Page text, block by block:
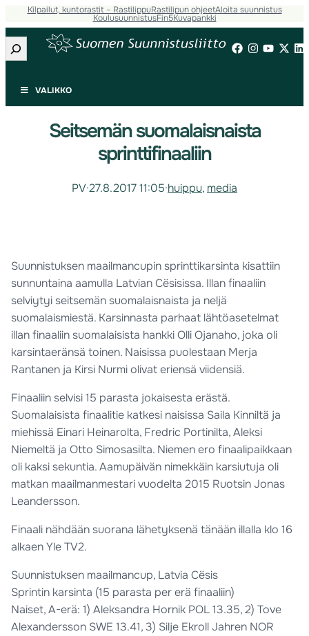
Kilpailut, kuntorastit – RastilippuRastilipun ohjeetAloita suunnistus
KoulusuunnistusFin5Kuvapankki
Etsi
VALIKKO
Seitsemän suomalaisnaista
sprinttifinaaliin
PV·27.8.2017 11:05·huippu, media
Suunnistuksen maailmancupin sprinttikarsinta kisattiin
sunnuntaina aamulla Latvian Cësisissa. Illan finaaliin
selviytyi seitsemän suomalaisnaista ja neljä
suomalaismiestä. Karsinnasta parhaat lähtöasetelmat
illan finaaliin suomalaisista hankki Olli Ojanaho, joka oli
karsintaeränsä toinen. Naisissa puolestaan Merja
Rantanen ja Kirsi Nurmi olivat eriensä viidensiä.
Finaaliin selvisi 15 parasta jokaisesta erästä.
Suomalaisista finaalitie katkesi naisissa Saila Kinniltä ja
miehissä Einari Heinarolta, Fredric Portinilta, Aleksi
Niemeltä ja Otto Simosasilta. Niemen ero finaalipaikkaan
oli kaksi sekuntia. Aamupäivän nimekkäin karsiutuja oli
matkan maailmanmestari vuodelta 2015 Ruotsin Jonas
Leandersson.
Finaali nähdään suorana lähetyksenä tänään illalla klo 16
alkaen Yle TV2.
Suunnistuksen maailmancup, Latvia Cësis
Sprintin karsinta (15 parasta per erä finaaliin)
Naiset, A-erä: 1) Aleksandra Hornik POL 13.35, 2) Tove
Alexandersson SWE 13.41, 3) Silje Ekroll Jahren NOR